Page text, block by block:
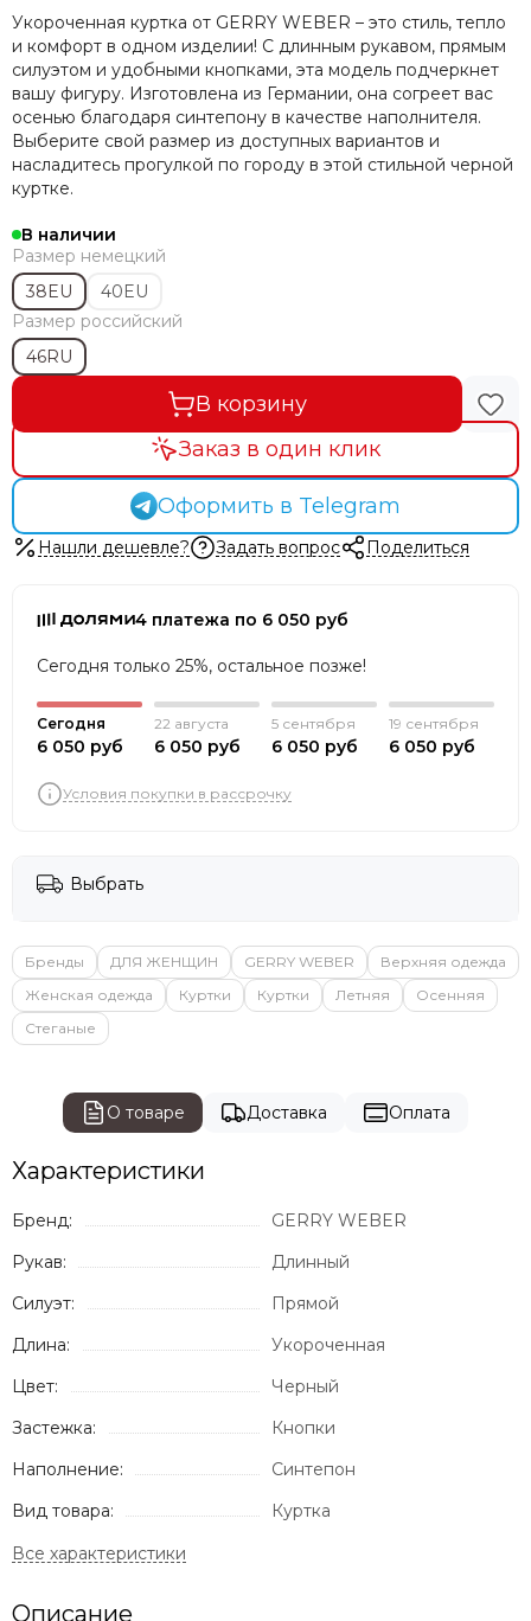
Укороченная куртка от GERRY WEBER – это стиль, тепло
и комфорт в одном изделии! С длинным рукавом, прямым
силуэтом и удобными кнопками, эта модель подчеркнет
вашу фигуру. Изготовлена из Германии, она согреет вас
осенью благодаря синтепону в качестве наполнителя.
Выберите свой размер из доступных вариантов и
насладитесь прогулкой по городу в этой стильной черной
куртке.
В наличии
Размер немецкий
38EU
40EU
Размер российский
46RU
В корзину
Заказ в один клик
Оформить в Telegram
Нашли дешевле? Задать вопрос Поделиться
4 платежа по 6 050 руб
Сегодня только 25%, остальное позже!
Сегодня
6 050 руб
22 августа
6 050 руб
5 сентября
6 050 руб
19 сентября
6 050 руб
Условия покупки в рассрочку
Выбрать
Бренды ДЛЯ ЖЕНЩИН GERRY WEBER
Верхняя одежда
Женская одежда
Куртки Куртки Летняя
Осенняя
Стеганые
О товаре Доставка Оплата
Характеристики
Бренд:
GERRY WEBER
Рукав:
Длинный
Силуэт:
Прямой
Длина:
Укороченная
Цвет:
Черный
Застежка:
Кнопки
Наполнение:
Синтепон
Вид товара:
Куртка
Описание